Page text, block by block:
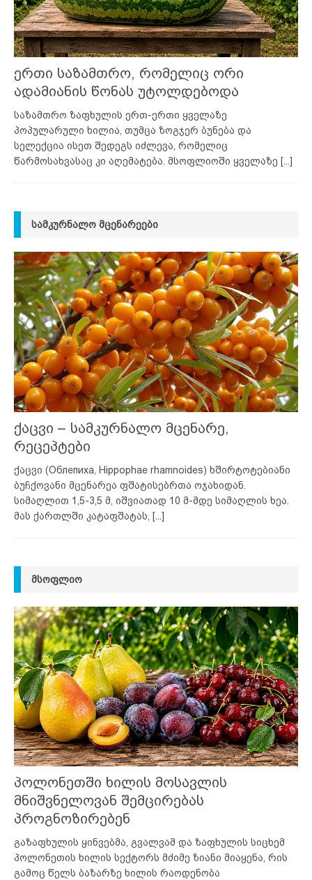
ერთი საზამთრო, რომელიც ორი
ადამიანის წონას უტოლდებოდა
საზამთრო ზაფხულის ერთ-ერთი ყველაზე
პოპულარული ხილია, თუმცა ზოგჯერ ბუნება და
სელექცია ისეთ შედეგს იძლევა, რომელიც
წარმოსახვასაც კი აღემატება. მსოფლიოში ყველაზე [...]
ᲡᲐᲛᲙᲣᲠᲜᲐᲚᲝ ᲛᲪᲔᲜᲐᲠᲔᲔᲑᲘ
ქაცვი – სამკურნალო მცენარე,
რეცეპტები
ქაცვი (Облепиха, Hippophae rhamnoides) ხშირტოტებიანი
ბუჩქოვანი მცენარეა ფშატისებრთა ოჯახიდან.
სიმაღლით 1,5-3,5 მ, იშვიათად 10 მ-მდე სიმაღლის ხეა.
მას ქართლში კატაფშატას,
[...]
ᲛᲡᲝᲤᲚᲘᲝ
პოლონეთში ხილის მოსავლის
მნიშვნელოვან შემცირებას
პროგნოზირებენ
გაზაფხულის ყინვებმა, გვალვამ და ზაფხულის სიცხემ
პოლონეთის ხილის სექტორს მძიმე ზიანი მიაყენა, რის
გამოც წელს ბაზარზე ხილის რაოდენობა